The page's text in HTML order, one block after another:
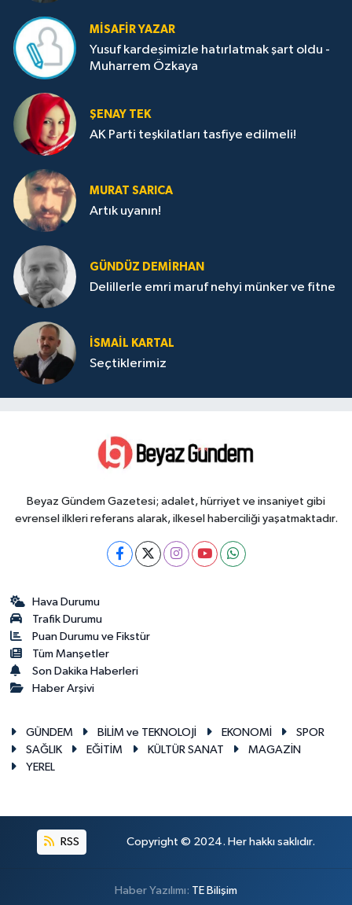
MISAFIR YAZAR
Yusuf kardeşimizle hatırlatmak şart oldu -
Muharrem Özkaya
ŞENAY TEK
AK Parti teşkilatları tasfiye edilmeli!
MURAT SARICA
Artık uyanın!
GÜNDÜZ DEMIRHAN
Delillerle emri maruf nehyi münker ve fitne
İSMAIL KARTAL
Seçtiklerimiz
Beyaz Gündem Gazetesi; adalet, hürriyet ve insaniyet gibi
evrensel ilkleri referans alarak, ilkesel haberciliği yaşatmaktadır.
Hava Durumu
Trafik Durumu
Puan Durumu ve Fikstür
Tüm Manşetler
Son Dakika Haberleri
Haber Arşivi
GÜNDEM BİLİM ve TEKNOLOJİ EKONOMİ
SPOR
SAĞLIK
EĞİTİM KÜLTÜR SANAT
MAGAZİN
YEREL
RSS Copyright © 2024. Her hakkı saklıdır.
Haber Yazılımı: TE Bilişim